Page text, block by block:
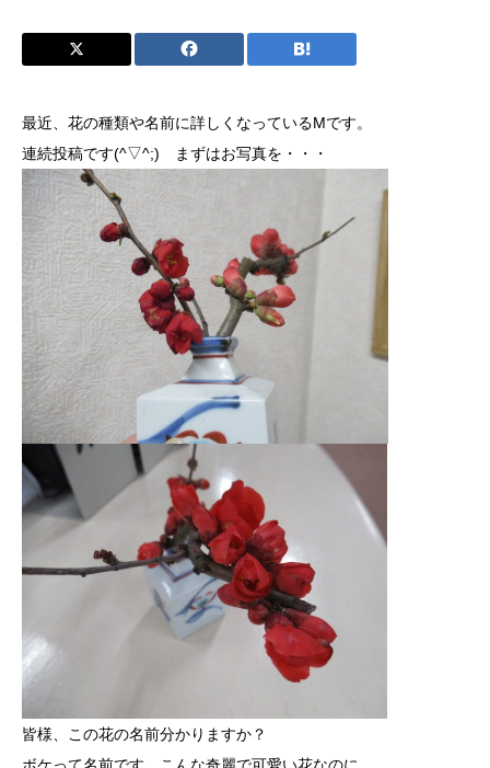
最近、花の種類や名前に詳しくなっているMです。
連続投稿です(^▽^;) まずはお写真を・・・
皆様、この花の名前分かりますか？